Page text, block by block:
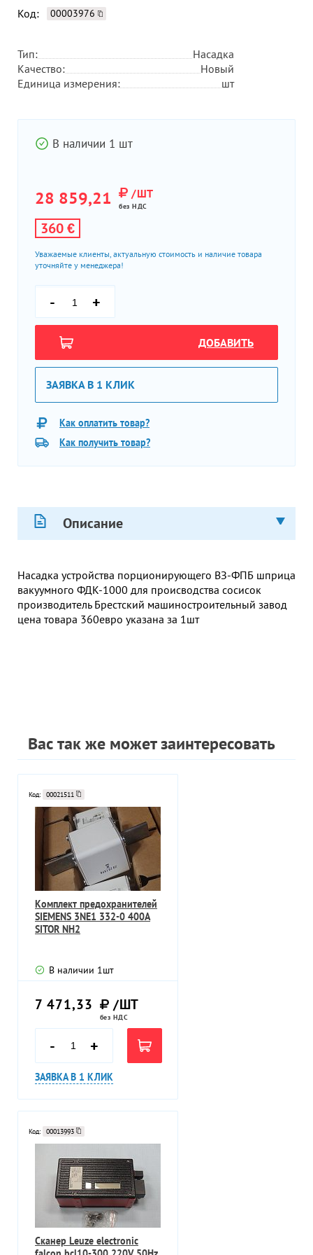
Код: 00003976
Тип:
Насадка
Качество:
Новый
Единица измерения:
шт
В наличии 1 шт
28 859,21 /ШТ
без НДС
360 €
Уважаемые клиенты, актуальную стоимость и наличие товара
уточняйте у менеджера!
- +
ДОБАВИТЬ
ЗАЯВКА В 1 КЛИК
Как оплатить товар?
Как получить товар?
Описание
Насадка устройства порционирующего ВЗ-ФПБ шприца
вакуумного ФДК-1000 для происводства сосисок
производитель Брестский машиностроительный завод
цена товара 360евро указана за 1шт
Вас так же может заинтересовать
Код: 00021511
Комплект предохранителей
SIEMENS 3NE1 332-0 400A
SITOR NH2
В наличии 1шт
7 471,33 /ШТ
без НДС
- +
ЗАЯВКА В 1 КЛИК
Код: 00013993
Сканер Leuze electronic